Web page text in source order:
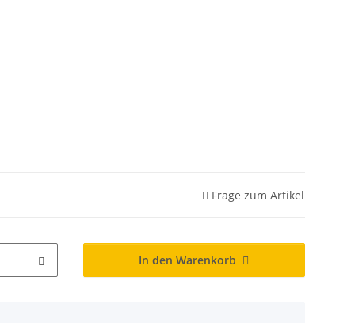
Frage zum Artikel
In den Warenkorb